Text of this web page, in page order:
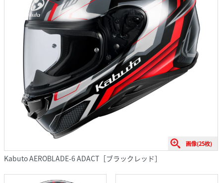
画像(25枚)
Kabuto AEROBLADE-6 ADACT［ブラックレッド］